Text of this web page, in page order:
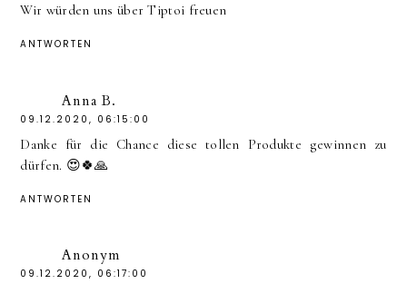
Wir würden uns über Tiptoi freuen
ANTWORTEN
Anna B.
09.12.2020, 06:15:00
Danke für die Chance diese tollen Produkte gewinnen zu
dürfen. 😍🍀🙏
ANTWORTEN
Anonym
09.12.2020, 06:17:00